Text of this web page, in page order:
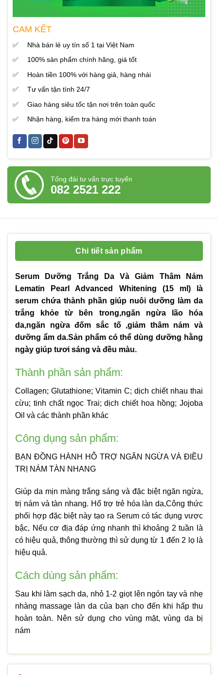
CAM KẾT
Nhà bán lẻ uy tín số 1 tại Việt Nam
100% sản phẩm chính hãng, giá tốt
Hoàn tiền 100% với hàng giả, hàng nhái
Tư vấn tận tình 24/7
Giao hàng siêu tốc tận nơi trên toàn quốc
Nhận hàng, kiểm tra hàng mới thanh toán
Tổng đài tư vấn trực tuyến
082 2521 222
Chi tiết sản phẩm
Serum Dưỡng Trắng Da Và Giảm Thâm Nám
Lematin Pearl Advanced Whitening (15 ml) là
serum chứa thành phần giúp nuôi dưỡng làm da
trắng khỏe từ bên trong,ngăn ngừa lão hóa
da,ngăn ngừa đốm sắc tố ,giảm thâm nám và
dưỡng ẩm da.Sản phẩm có thể dùng dưỡng hằng
ngày giúp tươi sáng và đều màu.
Thành phần sản phẩm:
Collagen; Glutathione; Vitamin C; dịch chiết nhau thai
cừu; tinh chất ngọc Trai; dịch chiết hoa hồng; Jojoba
Oil và các thành phần khác
Công dụng sản phẩm:
BẠN ĐỒNG HÀNH HỖ TRỢ NGĂN NGỪA VÀ ĐIỀU
TRỊ NÁM TÀN NHANG
Giúp da mịn màng trắng sáng và đặc biệt ngăn ngừa,
trị nám và tàn nhang. Hổ trợ trẻ hóa làn da,Công thức
phối hợp đặc biệt này tạo ra Serum có tác dụng vược
bậc, Nếu cơ địa đáp ứng nhanh thì khoảng 2 tuần là
có hiệu quả, thông thường thì sử dụng từ 1 đến 2 lọ là
hiệu quả.
Cách dùng sản phẩm:
Sau khi làm sạch da, nhỏ 1-2 giọt lên ngón tay và nhẹ
nhàng massage làn da của bạn cho đến khi hấp thu
hoàn toàn. Nên sử dụng cho vùng mặt, vùng da bị
nám